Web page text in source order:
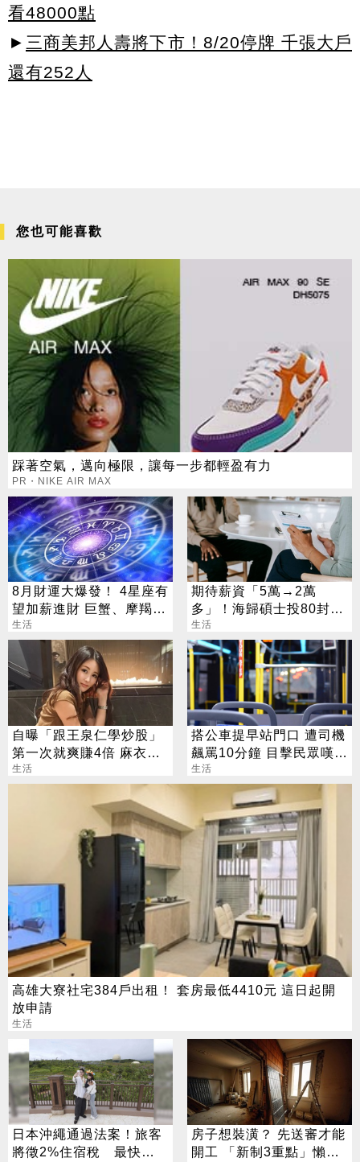
看48000點
► 三商美邦人壽將下市！8/20停牌 千張大戶
還有252人
您也可能喜歡
踩著空氣，邁向極限，讓每一步都輕盈有力
PR・NIKE AIR MAX
8月財運大爆發！ 4星座有
望加薪進財 巨蟹、摩羯最
有感
生活
期待薪資「5萬→2萬
多」！海歸碩士投80封履
歷沒上岸：連香蕉都不給
生活
自曝「跟王泉仁學炒股」
第一次就爽賺4倍 麻衣：
感謝指導
生活
搭公車提早站門口 遭司機
飆罵10分鐘 目擊民眾嘆：
惹不起的存在
生活
高雄大寮社宅384戶出租！ 套房最低4410元 這日起開
放申請
生活
日本沖繩通過法案！旅客
將徵2%住宿稅 最快
房子想裝潢？ 先送審才能
開工 「新制3重點」懶人